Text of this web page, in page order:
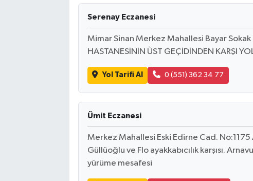
Serenay Eczanesi
Mimar Sinan Merkez Mahallesi Bayar Sokak
HASTANESİNİN ÜST GEÇİDİNDEN KARŞI
Yol Tarifi Al 0 (551) 362 34 77
Ümit Eczanesi
Merkez Mahallesi Eski Edirne Cad.
Güllüoğlu ve Flo ayakkabıcılık karşısı.
yürüme mesafesi